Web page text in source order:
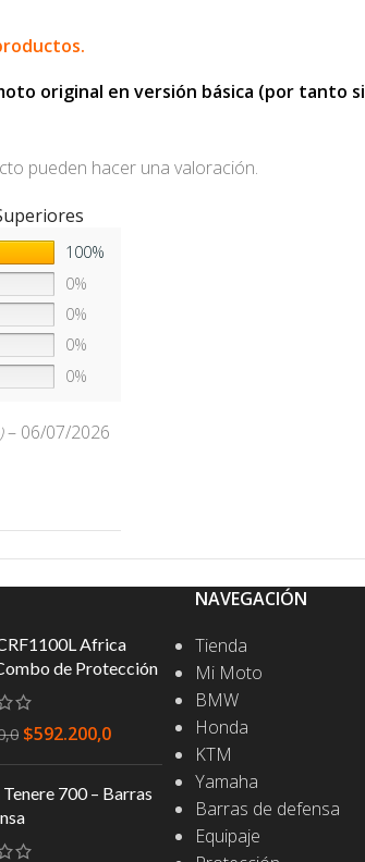
original en versión básica (por tanto
100%
0%
0%
0%
0%
– 06/07/2026
pueden hacer una valoración.
Africa
de Protección
$592.200,0
Tenere 700 – Barras
NAVEGACIÓN
Tienda
Mi Moto
BMW
Honda
KTM
Yamaha
Barras de defensa
Equipaje